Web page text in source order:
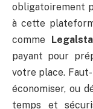
obligatoirement
à cette
comme
payant pour
votre place.
économiser, ou
temps et